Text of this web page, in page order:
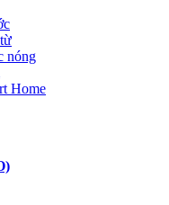
nóng
Home